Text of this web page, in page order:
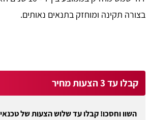
בצורה תקינה ומוחזק בתנאים נאותים.
קבלו עד 3 הצעות מחיר
השוו וחסכו! קבלו עד שלוש הצעות של טכנאי